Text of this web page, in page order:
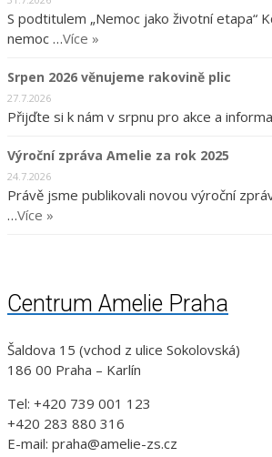
S podtitulem „Nemoc jako životní etapa“
nemoc …Více »
Srpen 2026 věnujeme rakovině plic
27.7.2026
Přijďte si k nám v srpnu pro akce a
Výroční zpráva Amelie za rok 2025
24.7.2026
Právě jsme publikovali novou výroční
…Více »
Centrum Amelie Praha
Šaldova 15 (vchod z ulice Sokolovská)
186 00 Praha – Karlín
Tel: +420 739 001 123
+420 283 880 316
E-mail: praha@amelie-zs.cz